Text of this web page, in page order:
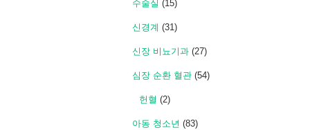
수술실 (15)
신경계 (31)
신장 비뇨기과 (27)
심장 순환 혈관 (54)
헌혈 (2)
아동 청소년 (83)